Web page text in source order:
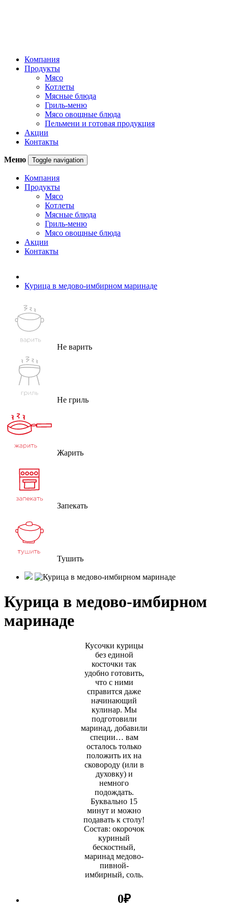
Компания
Продукты
Мясо
Котлеты
Мясные блюда
Гриль-меню
Мясо овощные блюда
Пельмени и готовая продукция
Акции
Контакты
Меню Toggle navigation
Компания
Продукты
Мясо
Котлеты
Мясные блюда
Гриль-меню
Мясо овощные блюда
Акции
Контакты
Курица в медово-имбирном маринаде
Не варить
Не гриль
Жарить
Запекать
Тушить
Курица в медово-имбирном
маринаде
Кусочки курицы
без единой
косточки так
удобно готовить,
что с ними
справится даже
начинающий
кулинар. Мы
подготовили
маринад, добавили
специи… вам
осталось только
положить их на
сковороду (или в
духовку) и
немного
подождать.
Буквально 15
минут и можно
подавать к столу!
Состав: окорочок
куриный
бескостный,
маринад медово-
пивной-
имбирный, соль.
0₽